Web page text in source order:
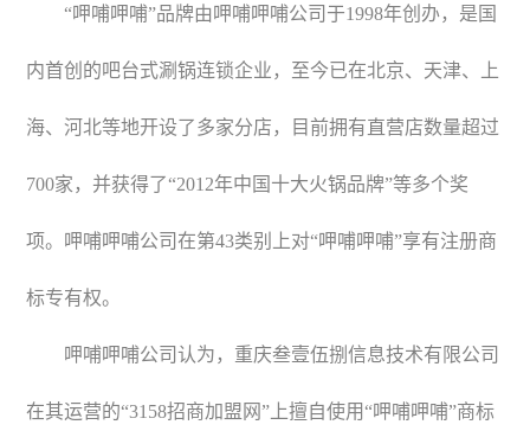
“呷哺呷哺”品牌由呷哺呷哺公司于1998年创办，是国
内首创的吧台式涮锅连锁企业，至今已在北京、天津、上
海、河北等地开设了多家分店，目前拥有直营店数量超过
700家，并获得了“2012年中国十大火锅品牌”等多个奖
项。呷哺呷哺公司在第43类别上对“呷哺呷哺”享有注册商
标专有权。
呷哺呷哺公司认为，重庆叁壹伍捌信息技术有限公司
在其运营的“3158招商加盟网”上擅自使用“呷哺呷哺”商标